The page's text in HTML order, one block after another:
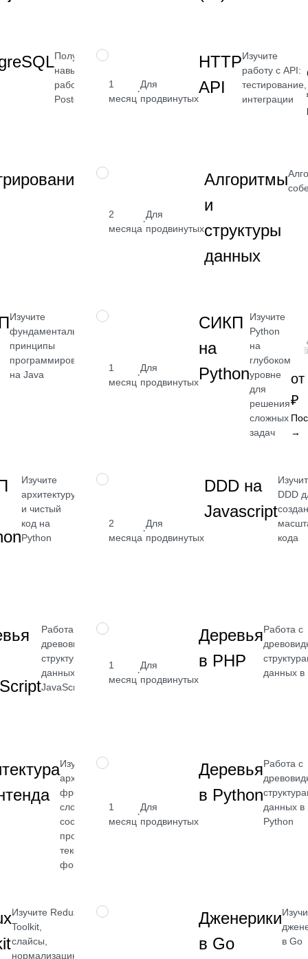
Получите
навык
работы с
PostgreSQL
₽
НАВЫК
1
месяц
·
Для
продвинутых
HTTP
API
Изучите
работу с API:
тестирование,
интеграции
Изучите
управление
файлами
от 2 400
₽
НАВЫК
2
месяца
·
Для
продвинутых
Алгоритмы
и
структуры
данных
Изучите
фундаментальные
принципы
программирования
на Java
от 2 400
НАВЫК
1
месяц
·
Для
продвинутых
СИКП
на
Python
Изучите
Python
на
глубоком
уровне
для
решения
сложных
задач
₽
→
Изучите
архитектуру
и чистый
код на
Python
от 2 400
НАВЫК
2
месяца
·
Для
продвинутых
DDD на
Javascript
DDD
кода
Работа с
древовидными
структурами
данных в
JavaScript
от 2 400
₽
НАВЫК
1
месяц
·
Для
продвинутых
Деревья
в PHP
Работа с
данных в
Изучите
архитектуру
фронтенда:
слои,
состояние,
процессы,
тексты и
формы
от 2 400
НАВЫК
1
месяц
·
Для
продвинутых
Деревья
в Python
Работа с
данных в
Python
Изучите Redux
Toolkit,
слайсы,
нормализацию
НАВЫК
Дженерики
в Go
в Go